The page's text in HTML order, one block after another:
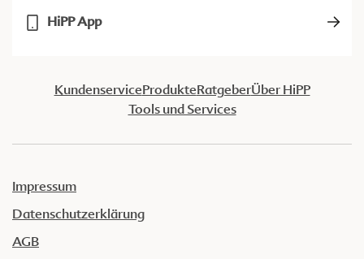
HiPP App
KundenserviceProdukteRatgeberÜber HiPP
Tools und Services
Impressum
Datenschutzerklärung
AGB